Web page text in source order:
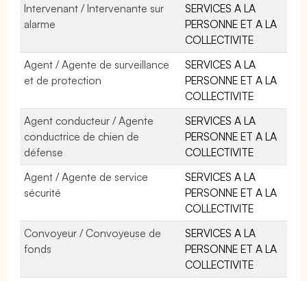
Intervenant / Intervenante sur
alarme
SERVICES A LA
PERSONNE ET A LA
COLLECTIVITE
Agent / Agente de surveillance
et de protection
SERVICES A LA
PERSONNE ET A LA
COLLECTIVITE
Agent conducteur / Agente
conductrice de chien de
défense
SERVICES A LA
PERSONNE ET A LA
COLLECTIVITE
Agent / Agente de service
sécurité
SERVICES A LA
PERSONNE ET A LA
COLLECTIVITE
Convoyeur / Convoyeuse de
fonds
SERVICES A LA
PERSONNE ET A LA
COLLECTIVITE